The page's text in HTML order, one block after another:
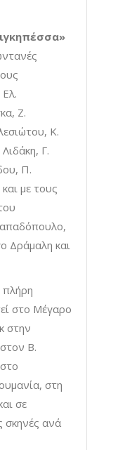
Ζ.
Κ.
Γ.
Π.
με τους
Δράμαλη και
πλήρη
στο Μέγαρο
στην
Β.
στη
σε
σκηνές ανά